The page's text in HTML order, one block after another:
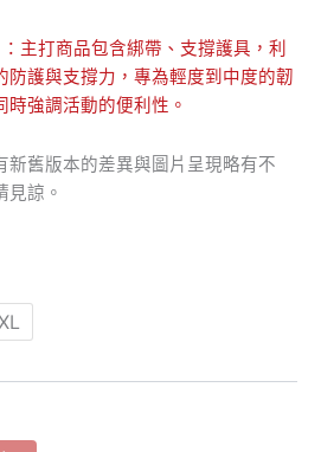
主打商品包含綁帶、支撐護具，利
防護與支撐力，專為輕度到中度的韌
強調活動的便利性。
新舊版本的差異與圖片呈現略有不
見諒。